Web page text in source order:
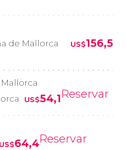
de Mallorca
US$156,5
US$54,1Reservar
US$64,4Reservar